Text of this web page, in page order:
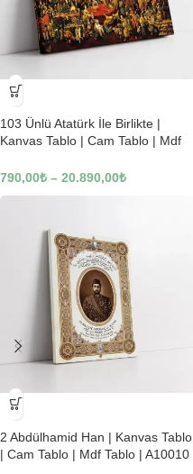
-23%
103 Ünlü Atatürk İle Birlikte |
Kanvas Tablo | Cam Tablo | Mdf
790,00₺ – 20.890,00₺
-23%
2 Abdülhamid Han | Kanvas Tablo
| Cam Tablo | Mdf Tablo | A10010